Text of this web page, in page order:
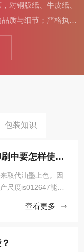
对铜版纸、牛皮纸、
质与细节；严格执行
层层把关，保证交付
户需求灵活调整起订
包装知识
你知道喷墨技术在画册印刷中要怎样使用？
取代油墨上色。因
尺度is012647能取
件的共同，令其不
查看更多